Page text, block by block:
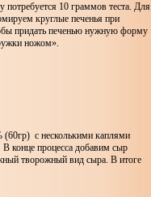
10 граммов теста. Для
круглые печенья при
придать печенью нужную форму
ножом».
(60гр) с несколькими каплями
конце процесса добавим сыр
творожный вид сыра. В итоге